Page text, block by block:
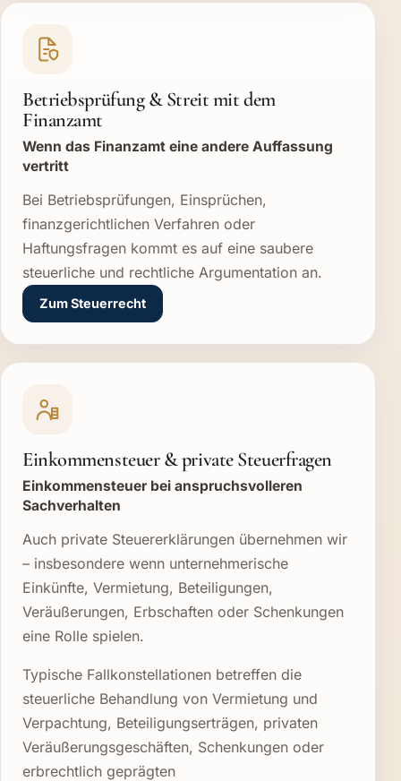
Betriebsprüfung & Streit mit dem
Finanzamt
Wenn das Finanzamt eine andere Auffassung
vertritt
Bei Betriebsprüfungen, Einsprüchen,
finanzgerichtlichen Verfahren oder
Haftungsfragen kommt es auf eine saubere
steuerliche und rechtliche Argumentation an.
Zum Steuerrecht
Einkommensteuer & private Steuerfragen
Einkommensteuer bei anspruchsvolleren
Sachverhalten
Auch private Steuererklärungen übernehmen wir
– insbesondere wenn unternehmerische
Einkünfte, Vermietung, Beteiligungen,
Veräußerungen, Erbschaften oder Schenkungen
eine Rolle spielen.
Typische Fallkonstellationen betreffen die
steuerliche Behandlung von Vermietung und
Verpachtung, Beteiligungserträgen, privaten
Veräußerungsgeschäften, Schenkungen oder
erbrechtlich geprägten